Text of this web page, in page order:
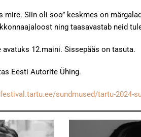
mire. Siin oli soo” keskmes on
ning taasavastab neid
12.maini. Sissepääs on tasuta.
Eesti Autorite Ühing.
sundmused/tartu-2024-